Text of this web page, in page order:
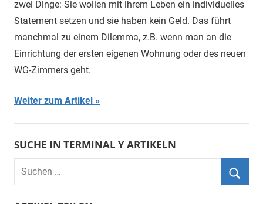
zwei Dinge: Sie wollen mit ihrem Leben ein individuelles
Statement setzen und sie haben kein Geld. Das führt
manchmal zu einem Dilemma, z.B. wenn man an die
Einrichtung der ersten eigenen Wohnung oder des neuen
WG-Zimmers geht.
Weiter zum Artikel
SUCHE IN TERMINAL Y ARTIKELN
Suchen
nach: